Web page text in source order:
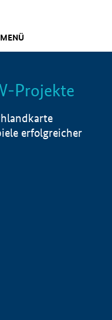
MENÜ
Info
Projekte
erfolgreicher